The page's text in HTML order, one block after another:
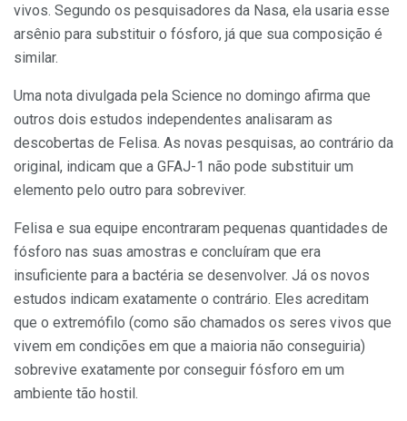
vivos. Segundo os pesquisadores da Nasa, ela usaria esse
arsênio para substituir o fósforo, já que sua composição é
similar.
Uma nota divulgada pela Science no domingo afirma que
outros dois estudos independentes analisaram as
descobertas de Felisa. As novas pesquisas, ao contrário da
original, indicam que a GFAJ-1 não pode substituir um
elemento pelo outro para sobreviver.
Felisa e sua equipe encontraram pequenas quantidades de
fósforo nas suas amostras e concluíram que era
insuficiente para a bactéria se desenvolver. Já os novos
estudos indicam exatamente o contrário. Eles acreditam
que o extremófilo (como são chamados os seres vivos que
vivem em condições em que a maioria não conseguiria)
sobrevive exatamente por conseguir fósforo em um
ambiente tão hostil.